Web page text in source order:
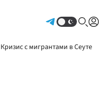
Кризис с мигрантами в Сеуте